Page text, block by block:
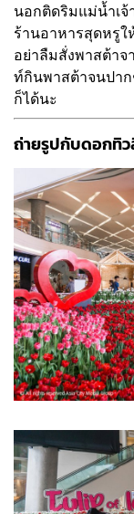
นอกติดริมแม่น้ำเจ้
ร้านอาหารสุดหรูใ
อย่าลืมสั่งพาสต้าจ
ท์กินพาสต้าจนปาก
ก็ได้นะ
ถ่ายรูปกับดอกทิว